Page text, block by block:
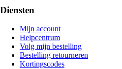
Diensten
Mijn account
Helpcentrum
Volg mijn bestelling
Bestelling retourneren
Kortingscodes